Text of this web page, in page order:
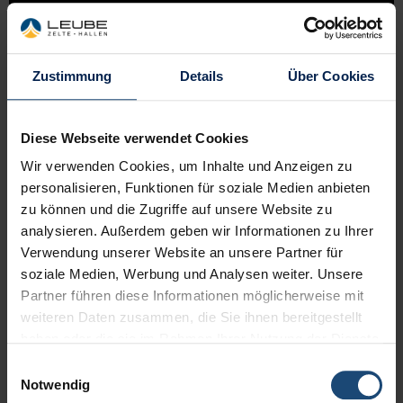
Zustimmung Details Über Cookies
Diese Webseite verwendet Cookies
Wir verwenden Cookies, um Inhalte und Anzeigen zu
personalisieren, Funktionen für soziale Medien anbieten
zu können und die Zugriffe auf unsere Website zu
analysieren. Außerdem geben wir Informationen zu Ihrer
Verwendung unserer Website an unsere Partner für
soziale Medien, Werbung und Analysen weiter. Unsere
Partner führen diese Informationen möglicherweise mit
weiteren Daten zusammen, die Sie ihnen bereitgestellt
Notwendig